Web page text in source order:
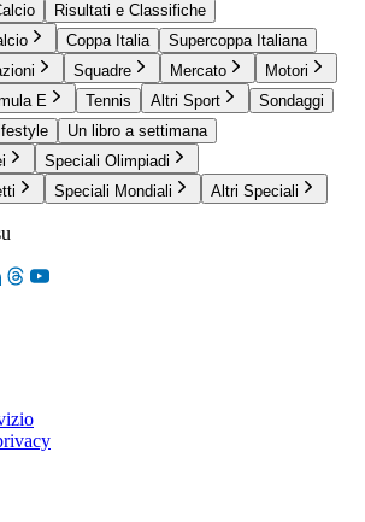
Risultati e Classifiche
Coppa Italia
Supercoppa Italiana
Squadre Mercato
Motori
E Tennis Altri Sport
Sondaggi
Un libro a settimana
Speciali Olimpiadi
Speciali Mondiali Altri Speciali